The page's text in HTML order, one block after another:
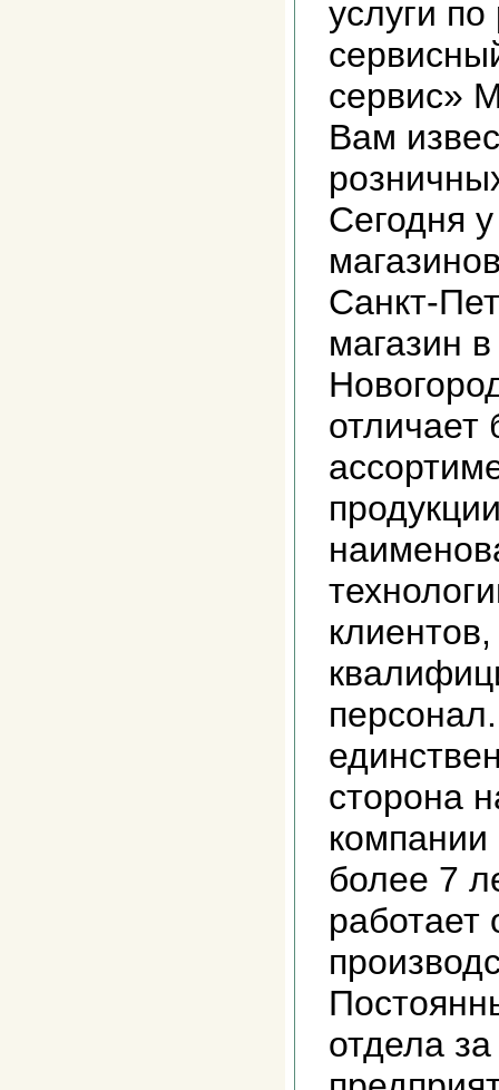
услуги
сервис»
Вам
Сегодня
Санкт-
магазин
отличает
сторона
более 7
работает
отдела